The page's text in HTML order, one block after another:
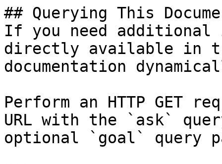
## Querying This
If you need
directly available in
documentation
Perform an HTTP GET
URL with the `ask`
optional `goal` query